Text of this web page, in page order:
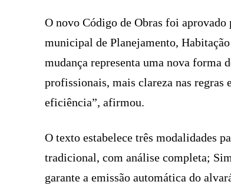
O novo Código de Obras foi
municipal de Planejamento,
mudança representa uma nova forma
profissionais, mais clareza nas regras
eficiência”, afirmou.
O texto estabelece três modalidades
tradicional, com análise completa;
garante a emissão automática do